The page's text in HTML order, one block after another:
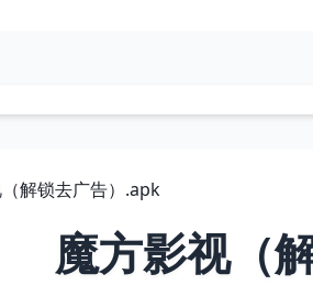
解锁去广告）.apk
魔方影视（